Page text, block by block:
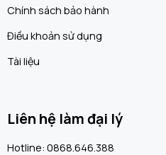
Chính sách bảo hành
Điều khoản sử dụng
Tài liệu
Liên hệ làm đại lý
Hotline: 0868.646.388